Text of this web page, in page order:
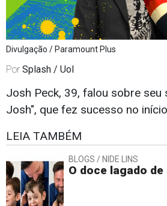
Divulgação / Paramount Plus
Por Splash / Uol
Josh Peck, 39, falou sobre seu
Josh", que fez sucesso no
LEIA TAMBÉM
BLOGS / NIDE LINS
O doce lagado